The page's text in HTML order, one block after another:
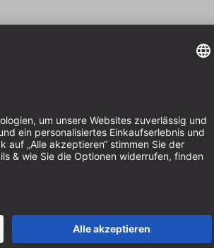
Bearbeiten härtester Untergründe
Bearbeiten von Kunststoffen,